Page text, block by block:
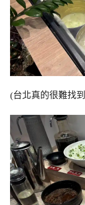
(台北真的很難找